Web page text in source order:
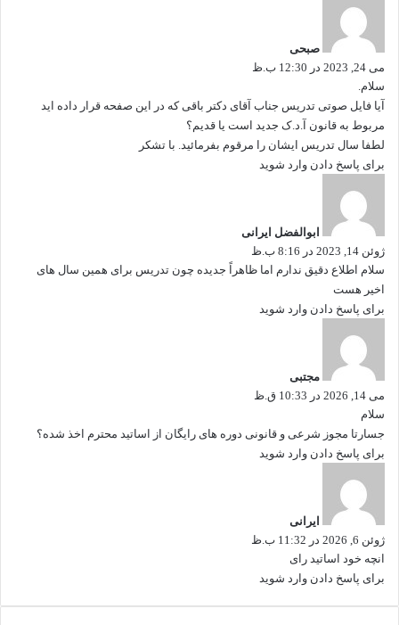
صبحی
می 24, 2023 در 12:30 ب.ظ
سلام.
آیا فایل صوتی تدریس جناب آقای دکتر باقی که در این صفحه قرار داده اید
مربوط به قانون آ.د.ک جدید است یا قدیم؟
لطفا سال تدریس ایشان را مرقوم بفرمائید. با تشکر
برای پاسخ دادن وارد شوید
ابوالفضل ایرانی
ژوئن 14, 2023 در 8:16 ب.ظ
سلام اطلاع دقیق ندارم اما ظاهراً جدیده چون تدریس برای همین سال های
اخیر هست
برای پاسخ دادن وارد شوید
مجتبی
می 14, 2026 در 10:33 ق.ظ
سلام
جسارتا مجوز شرعی و قانونی دوره های رایگان از اساتید محترم اخذ شده؟
برای پاسخ دادن وارد شوید
ایرانی
ژوئن 6, 2026 در 11:32 ب.ظ
انچه خود اساتید رای
برای پاسخ دادن وارد شوید